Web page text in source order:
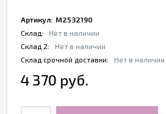
Артикул: M2532190
Склад:
Нет в наличии
Склад 2:
Нет в наличии
Склад срочной доставки:
Нет в наличии
4 370 руб.